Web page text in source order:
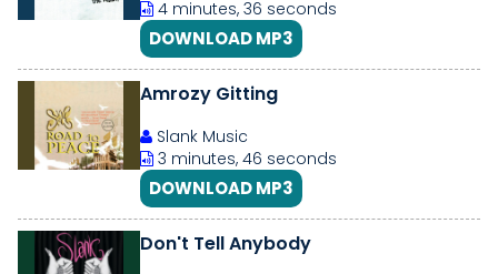
4 minutes, 36 seconds
DOWNLOAD MP3
Amrozy Gitting
Slank Music
3 minutes, 46 seconds
DOWNLOAD MP3
Don't Tell Anybody